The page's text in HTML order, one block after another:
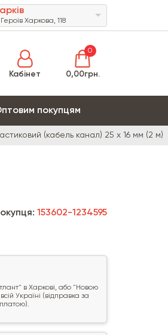
Харкова, 118
Кабінет
0
0,00грн.
покупцям
(кабель канал) 25 х 16 мм (2 м)
153602-1234595
в Харкові, або "Новою
Україні (відправка за